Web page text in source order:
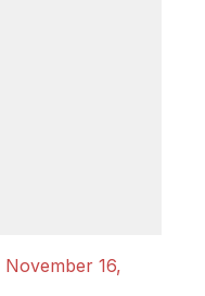
November 16,